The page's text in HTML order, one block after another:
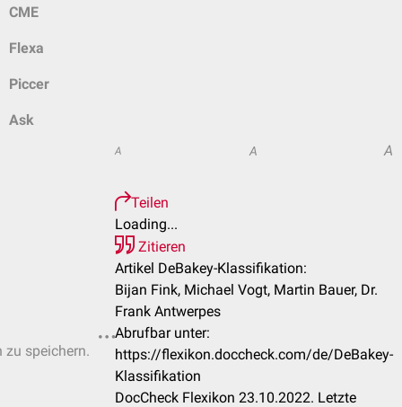
CME
Flexa
Piccer
Ask
zu speichern.
A A A
Teilen
Loading...
Zitieren
Artikel DeBakey-Klassifikation:
Bijan Fink, Michael Vogt, Martin Bauer, Dr.
Frank Antwerpes
Abrufbar unter:
https://flexikon.doccheck.com/de/DeBakey-
Klassifikation
DocCheck Flexikon 23.10.2022. Letzte